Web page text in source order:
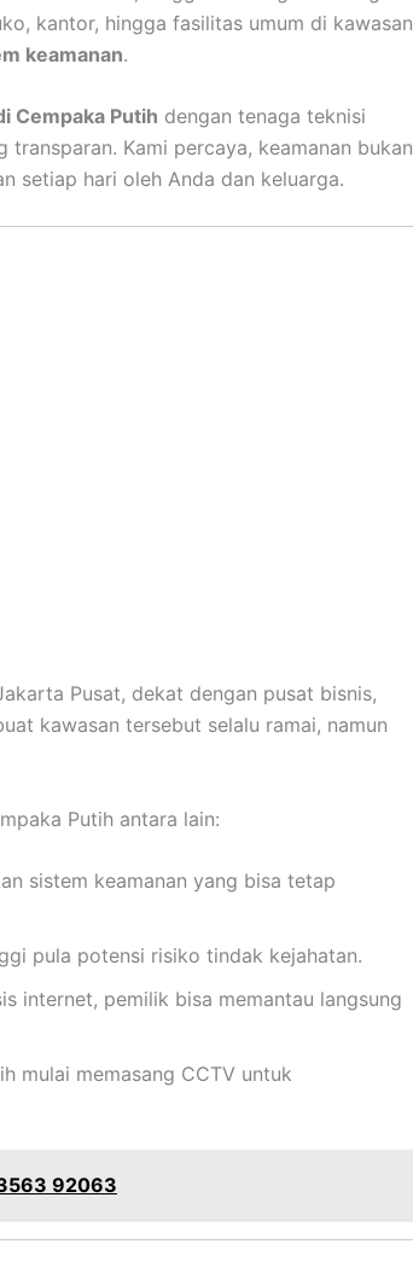
kantor, hingga fasilitas umum di kawasan
keamanan.
Cempaka Putih dengan tenaga teknisi
Kami percaya, keamanan bukan
setiap hari oleh Anda dan keluarga.
Pusat, dekat dengan pusat bisnis,
kawasan tersebut selalu ramai, namun
Putih antara lain:
sistem keamanan yang bisa tetap
pula potensi risiko tindak kejahatan.
internet, pemilik bisa memantau langsung
mulai memasang CCTV untuk
92063